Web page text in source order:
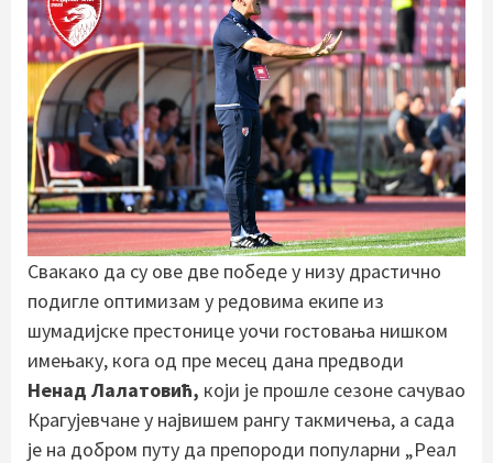
Свакако да су ове две победе у низу драстично
подигле оптимизам у редовима екипе из
шумадијске престонице уочи гостовања нишком
имењаку, кога од пре месец дана предводи
Ненад Лалатовић, који је прошле сезоне сачувао
Крагујевчане у највишем рангу такмичења, а сада
је на добром путу да препороди популарни „Реал